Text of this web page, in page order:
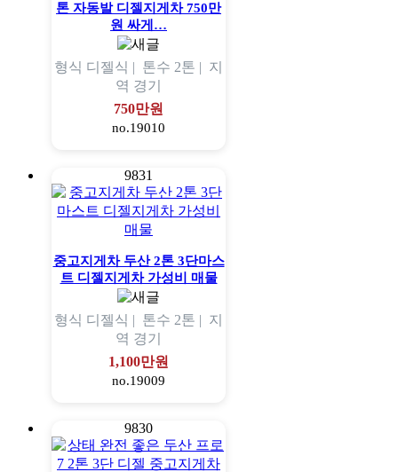
톤 자동발 디젤지게차 750만
원 싸게…
형식 디젤식 | 톤수 2톤 | 지
역 경기
750만원
no.19010
9831
중고지게차 두산 2톤 3단마스
트 디젤지게차 가성비 매물
형식 디젤식 | 톤수 2톤 | 지
역 경기
1,100만원
no.19009
9830